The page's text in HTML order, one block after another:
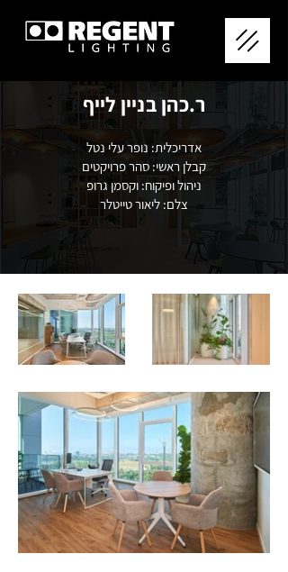
ר.כהן בניין לייף
אדריכלית: נופר עלי נטל
קבלן ראשי: סהר פרויקטים
ניהול ופיקוח: וקסמן גרופ
צלם: ליאור טייטלר